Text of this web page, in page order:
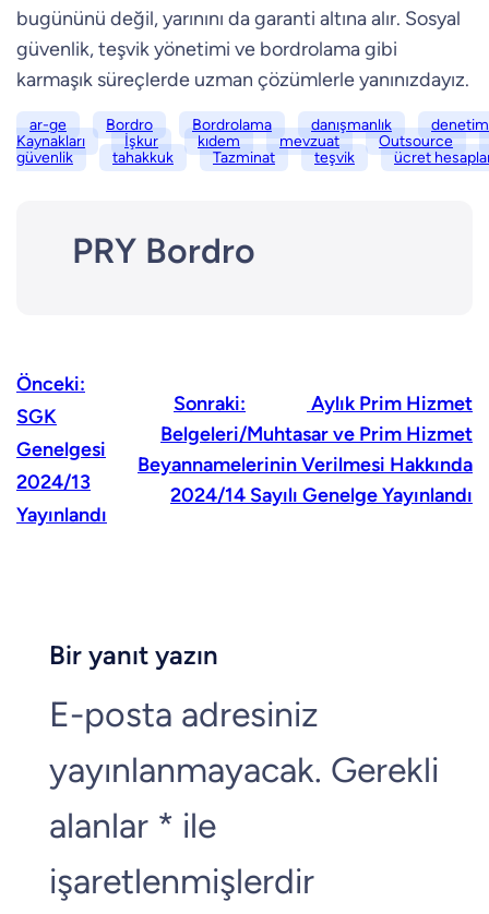
bugününü değil, yarınını da garanti altına alır. Sosyal
güvenlik, teşvik yönetimi ve bordrolama gibi
karmaşık süreçlerde uzman çözümlerle yanınızdayız.
ar-ge Bordro Bordrolama danışmanlık
denetim
Kaynakları
İşkur kıdem mevzuat
Outsource
güvenlik
tahakkuk Tazminat teşvik ücret
PRY Bordro
Önceki:
SGK
Genelgesi
2024/13
Yayınlandı
Sonraki:
Aylık Prim Hizmet
Belgeleri/Muhtasar ve Prim Hizmet
Beyannamelerinin Verilmesi Hakkında
2024/14 Sayılı Genelge Yayınlandı
Bir yanıt yazın
E-posta adresiniz
yayınlanmayacak. Gerekli
alanlar * ile
işaretlenmişlerdir